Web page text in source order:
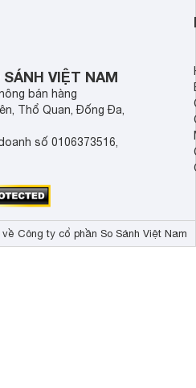
VIỆT NAM
bán hàng
Thổ Quan, Đống Đa,
số 0106373516,
Công ty cổ phần So Sánh Việt Nam